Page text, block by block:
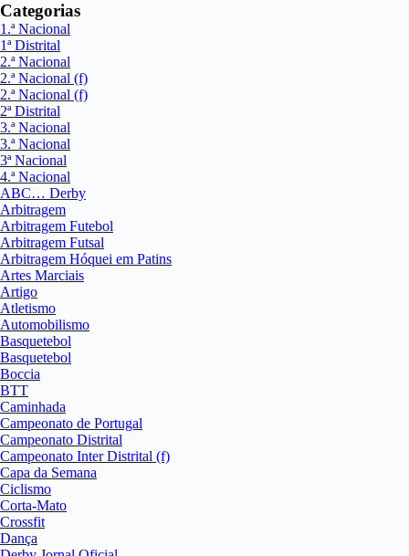
Categorias
1.ª Nacional
1ª Distrital
2.ª Nacional
2.ª Nacional (f)
2.ª Nacional (f)
2ª Distrital
3.ª Nacional
3.ª Nacional
3ª Nacional
4.ª Nacional
ABC… Derby
Arbitragem
Arbitragem Futebol
Arbitragem Futsal
Arbitragem Hóquei em Patins
Artes Marciais
Artigo
Atletismo
Automobilismo
Basquetebol
Basquetebol
Boccia
BTT
Caminhada
Campeonato de Portugal
Campeonato Distrital
Campeonato Inter Distrital (f)
Capa da Semana
Ciclismo
Corta-Mato
Crossfit
Dança